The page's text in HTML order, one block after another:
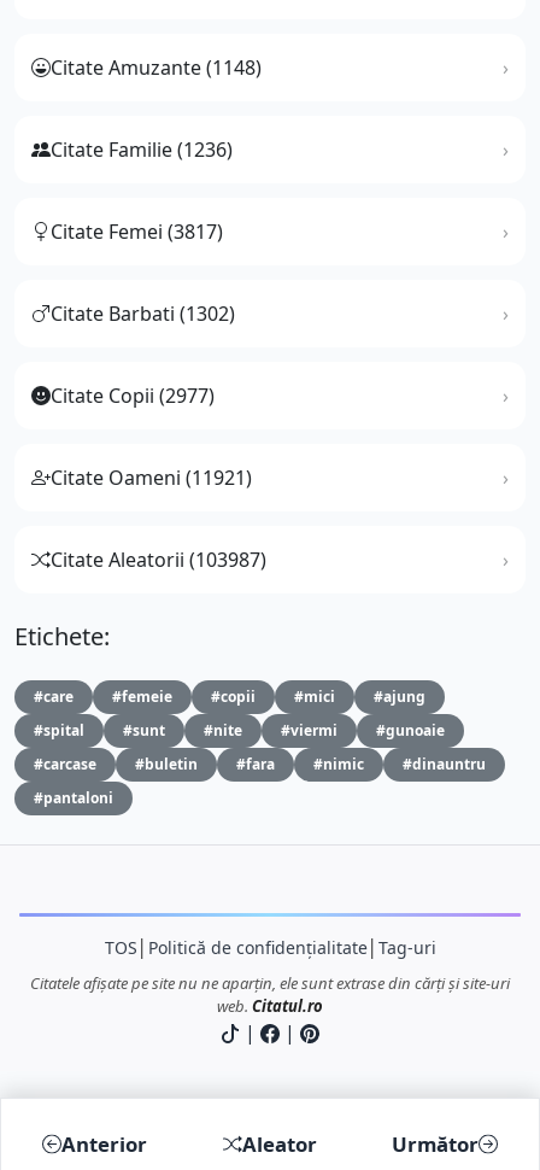
Anterior Aleator Următor
Citate Amuzante (1148)
Citate Familie (1236)
Citate Femei (3817)
Citate Barbati (1302)
Citate Copii (2977)
Citate Oameni (11921)
Citate Aleatorii (103987)
Etichete:
#care #femeie #copii #mici
#ajung
#spital
#sunt #nite #viermi
#gunoaie
#carcase
#buletin #fara #nimic
#dinauntru
#pantaloni
TOS Politică de confidențialitate│ Tag-uri
Citatele afișate pe site nu ne aparțin, ele sunt extrase din cărți și site-uri
web. Citatul.ro
| |